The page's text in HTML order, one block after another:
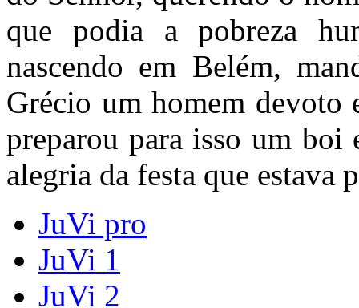
que podia a pobreza
nascendo em Belém,
Grécio um homem devoto
preparou para isso um boi
alegria da festa que estava
JuVi pro
JuVi 1
JuVi 2